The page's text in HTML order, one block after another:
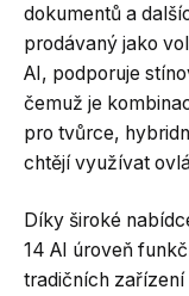
dokumentů a
prodávaný jako
AI, podporuje
čemuž je
pro tvůrce,
chtějí využívat
Díky široké
14 AI úroveň
tradičních zařízení